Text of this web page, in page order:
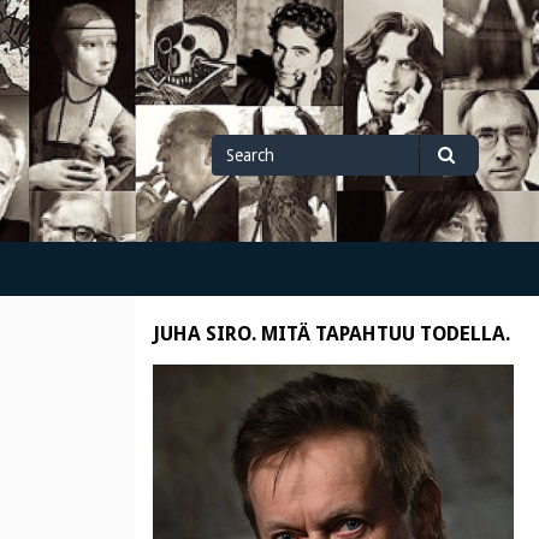
Search
for
Search
JUHA SIRO. MITÄ TAPAHTUU TODELLA.